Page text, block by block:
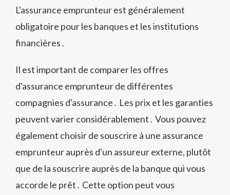
L'assurance emprunteur est généralement
obligatoire pour les banques et les institutions
financières․
Il est important de comparer les offres
d'assurance emprunteur de différentes
compagnies d'assurance․ Les prix et les garanties
peuvent varier considérablement․ Vous pouvez
également choisir de souscrire à une assurance
emprunteur auprès d'un assureur externe, plutôt
que de la souscrire auprès de la banque qui vous
accorde le prêt․ Cette option peut vous